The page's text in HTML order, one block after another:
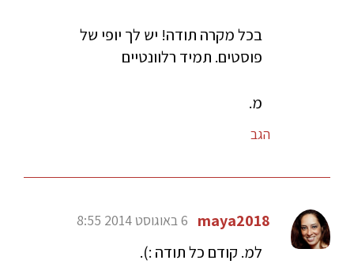
בכל מקרה תודה! יש לך יופי של
פוסטים. תמיד רלוונטיים
מ.
הגב
maya2018 6 באוגוסט 2014 8:55
למ. קודם כל תודה :).